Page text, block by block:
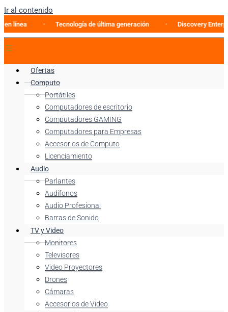
Ir al contenido
Tecnología de última generación Discovery Enterprise
Ofertas
Computo
Portátiles
Computadores de escritorio
Computadores GAMING
Computadores para Empresas
Accesorios de Computo
Licenciamiento
Audio
Parlantes
Audífonos
Audio Profesional
Barras de Sonido
TV y Video
Monitores
Televisores
Video Proyectores
Drones
Cámaras
Accesorios de Video